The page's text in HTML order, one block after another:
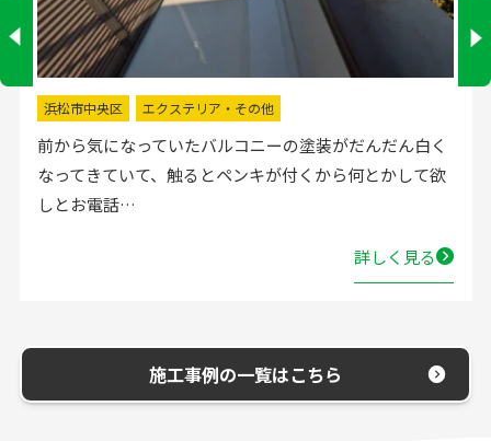
掛川市 水回りリフォーム
流し台の水栓が壊れたので直してほしいと弊社にお電話
いただきました。確認した所、水栓の吐水が落ちたよう
で取替する…
詳しく見る
施工事例の一覧はこちら